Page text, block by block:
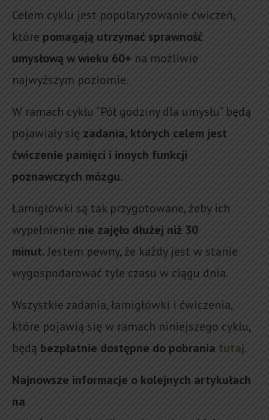
Celem cyklu jest popularyzowanie ćwiczeń,
które pomagają utrzymać sprawność
umysłową w wieku 60+ na możliwie
najwyższym poziomie.
W ramach cyklu “Pół godziny dla umysłu” będą
pojawiały się zadania, których celem jest
ćwiczenie pamięci i innych funkcji
poznawczych mózgu.
Łamigłówki są tak przygotowane, żeby ich
wypełnienie nie zajęło dłużej niż 30
minut.Jestem pewny, że każdy jest w stanie
wygospodarować tyle czasu w ciągu dnia.
Wszystkie zadania, łamigłówki i ćwiczenia,
które pojawią się w ramach niniejszego cyklu,
będą bezpłatnie dostępne do pobrania tutaj.
Najnowsze informacje o kolejnych artykułach
na